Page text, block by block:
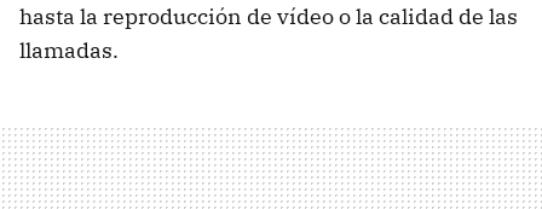
hasta la reproducción de vídeo o la calidad de las
llamadas.